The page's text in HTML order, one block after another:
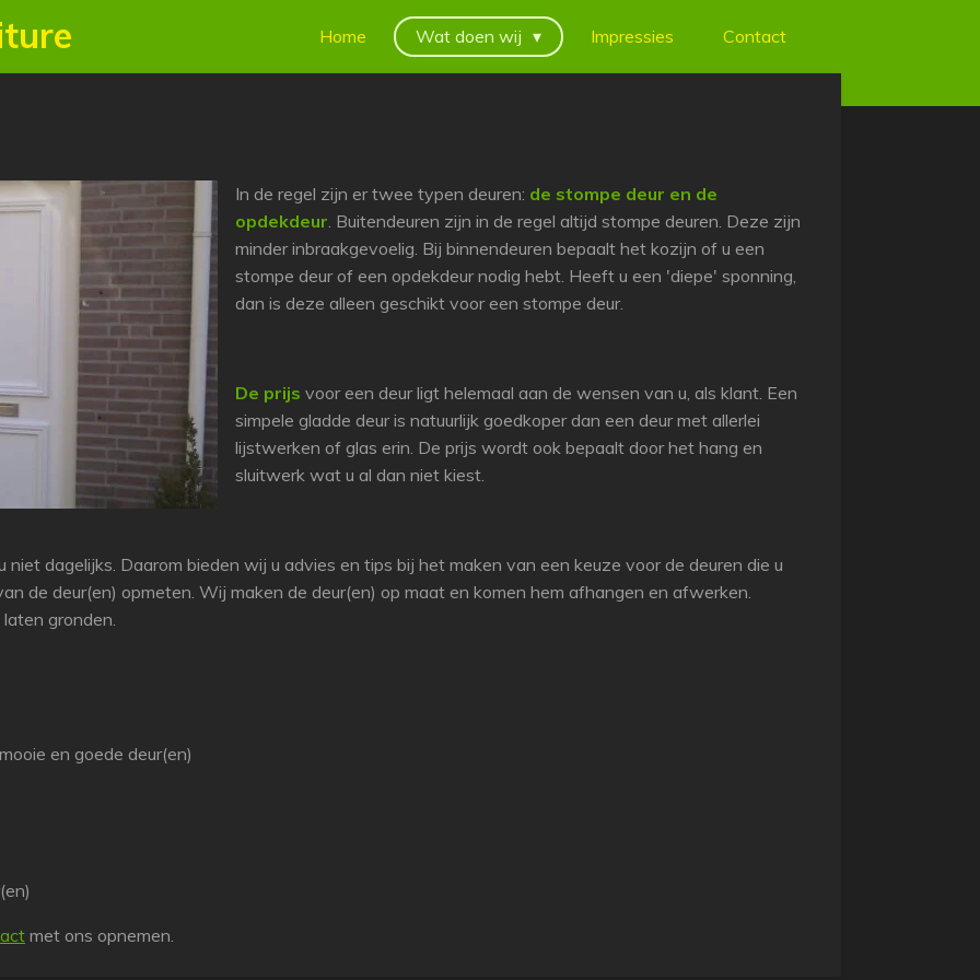
Home Wat doen wij Impressies Contact
In de regel zijn er twee typen deuren: de stompe deur en de
opdekdeur. Buitendeuren zijn in de regel altijd stompe deuren. Deze zijn
minder inbraakgevoelig. Bij binnendeuren bepaalt het kozijn of u een
stompe deur of een opdekdeur nodig hebt. Heeft u een 'diepe' sponning,
dan is deze alleen geschikt voor een stompe deur.
De prijs voor een deur ligt helemaal aan de wensen van u, als klant. Een
simpele gladde deur is natuurlijk goedkoper dan een deur met allerlei
lijstwerken of glas erin. De prijs wordt ook bepaalt door het hang en
sluitwerk wat u al dan niet kiest.
niet dagelijks. Daarom bieden wij u advies en tips bij het maken van een keuze voor de deuren die u
de deur(en) opmeten. Wij maken de deur(en) op maat en komen hem afhangen en afwerken.
gronden.
en goede deur(en)
met ons opnemen.